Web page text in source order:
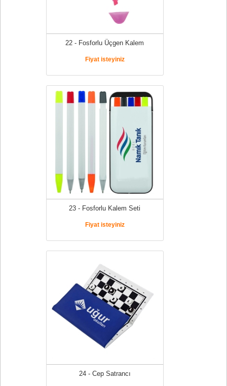
22 - Fosforlu Üçgen Kalem
Fiyat isteyiniz
23 - Fosforlu Kalem Seti
Fiyat isteyiniz
24 - Cep Satrancı